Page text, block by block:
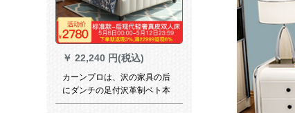
￥ 22,240 円(税込)
カーンプロは、沢の家具の后
にダンチの足付沢革制ベト本
革のベド本革のベドシンダ大